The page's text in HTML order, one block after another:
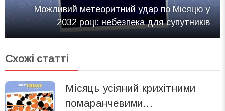
Можливий метеоритний удар по Місяцю у
2032 році: небезпека для супутників
Схожі статті
Місяць усіяний крихітними
помаранчевими...